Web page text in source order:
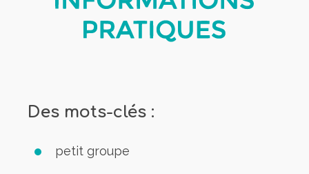
Des mots-clés :
petit groupe